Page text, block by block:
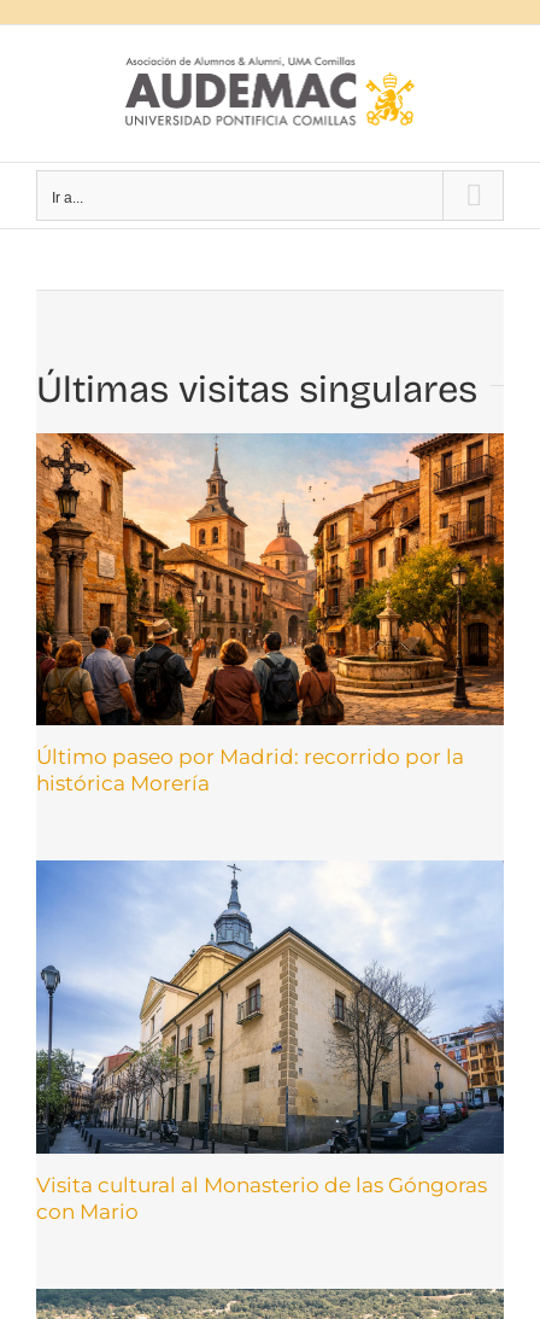
Ir a...
Últimas visitas singulares
Último paseo por Madrid: recorrido por la
histórica Morería
Visita cultural al Monasterio de las Góngoras
con Mario